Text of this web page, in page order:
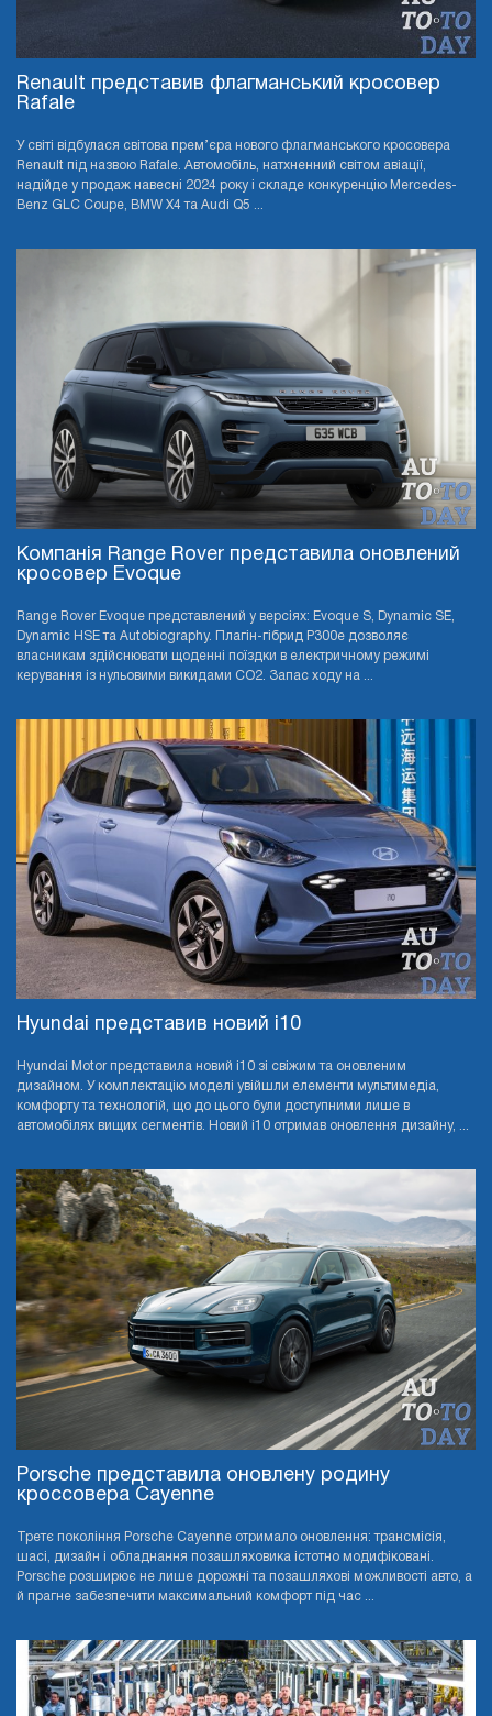
Renault представив флагманський кросовер
Rafale
У світі відбулася світова прем’єра нового флагманського кросовера
Renault під назвою Rafale. Автомобіль, натхненний світом авіації,
надійде у продаж навесні 2024 року і складе конкуренцію Mercedes-
Benz GLC Coupe, BMW X4 та Audi Q5 ...
Компанія Range Rover представила оновлений
кросовер Evoque
Range Rover Evoque представлений у версіях: Evoque S, Dynamic SE,
Dynamic HSE та Autobiography. Плагін-гібрид P300e дозволяє
власникам здійснювати щоденні поїздки в електричному режимі
керування із нульовими викидами CO2. Запас ходу на ...
Hyundai представив новий i10
Hyundai Motor представила новий i10 зі свіжим та оновленим
дизайном. У комплектацію моделі увійшли елементи мультимедіа,
комфорту та технологій, що до цього були доступними лише в
автомобілях вищих сегментів. Новий i10 отримав оновлення дизайну, ...
Porsche представила оновлену родину
кроссовера Cayenne
Третє покоління Porsche Cayenne отримало оновлення: трансмісія,
шасі, дизайн і обладнання позашляховика істотно модифіковані.
Porsche розширює не лише дорожні та позашляхові можливості авто, а
й прагне забезпечити максимальний комфорт під час ...